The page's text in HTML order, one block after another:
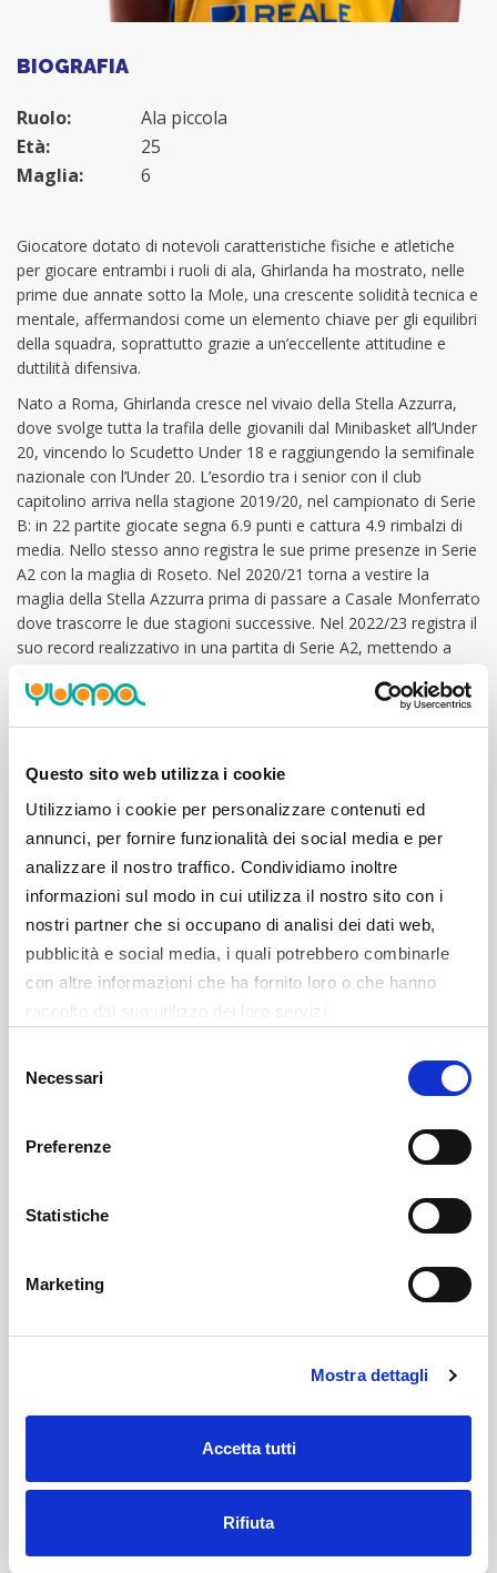
Questo sito web utilizza i cookie
Utilizziamo i cookie per personalizzare contenuti ed
annunci, per fornire funzionalità dei social media e per
analizzare il nostro traffico. Condividiamo inoltre
informazioni sul modo in cui utilizza il nostro sito con i
nostri partner che si occupano di analisi dei dati web,
pubblicità e social media, i quali potrebbero combinarle
con altre informazioni che ha fornito loro o che hanno
raccolto dal suo utilizzo dei loro servizi.
delNecessari
Preferenze
Statistiche
Marketing
Mostra dettagli
Accetta tutti
Rifiuta
BIOGRAFIA
Ruolo:
Ala piccola
Età:
25
Maglia:
6
Giocatore dotato di notevoli caratteristiche fisiche e atletiche
per giocare entrambi i ruoli di ala, Ghirlanda ha mostrato, nelle
prime due annate sotto la Mole, una crescente solidità tecnica e
mentale, affermandosi come un elemento chiave per gli equilibri
della squadra, soprattutto grazie a un’eccellente attitudine e
duttilità difensiva.
Nato a Roma, Ghirlanda cresce nel vivaio della Stella Azzurra,
dove svolge tutta la trafila delle giovanili dal Minibasket all’Under
20, vincendo lo Scudetto Under 18 e raggiungendo la semifinale
nazionale con l’Under 20. L’esordio tra i senior con il club
capitolino arriva nella stagione 2019/20, nel campionato di Serie
B: in 22 partite giocate segna 6.9 punti e cattura 4.9 rimbalzi di
media. Nello stesso anno registra le sue prime presenze in Serie
A2 con la maglia di Roseto. Nel 2020/21 torna a vestire la
maglia della Stella Azzurra prima di passare a Casale Monferrato
dove trascorre le due stagioni successive. Nel 2022/23 registra il
suo record realizzativo in una partita di Serie A2, mettendo a
Stella Azzurra Roma. Nel 2023 è arrivata la chiamata di Torino:
gialloblù.
STATISTICHE
MEDIA PUNTI 3.5
MEDIA MINUTI GIOCATI 19.3
MEDIA ASSIST 0.5
MEDIA RIMBALZI
53%
TIRI LIBERI 58%
RSR SEBASTIANI RIE..